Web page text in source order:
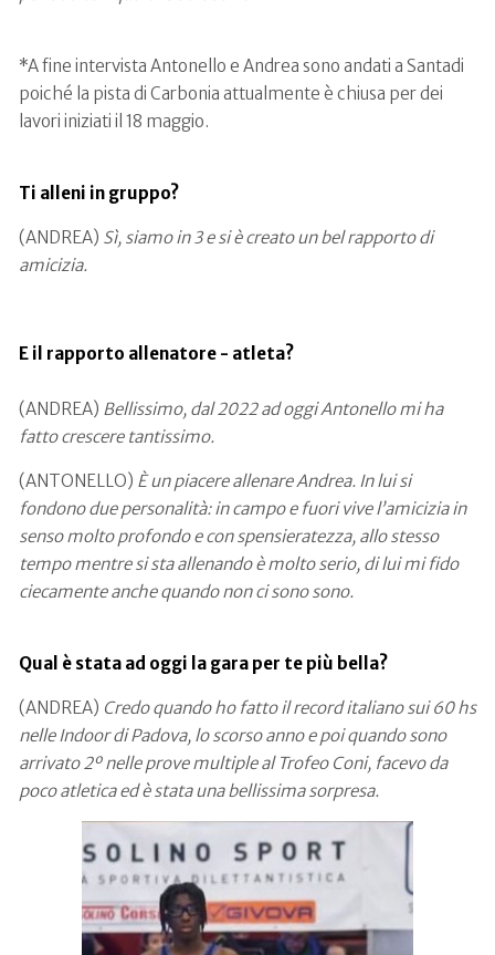
*A fine intervista Antonello e Andrea sono andati a Santadi
poiché la pista di Carbonia attualmente è chiusa per dei
lavori iniziati il 18 maggio.
Ti alleni in gruppo?
(ANDREA) Sì, siamo in 3 e si è creato un bel rapporto di
amicizia.
E il rapporto allenatore - atleta?
(ANDREA) Bellissimo, dal 2022 ad oggi Antonello mi ha
fatto crescere tantissimo.
(ANTONELLO) È un piacere allenare Andrea. In lui si
fondono due personalità: in campo e fuori vive l’amicizia in
senso molto profondo e con spensieratezza, allo stesso
tempo mentre si sta allenando è molto serio, di lui mi fido
ciecamente anche quando non ci sono sono.
Qual è stata ad oggi la gara per te più bella?
(ANDREA) Credo quando ho fatto il record italiano sui 60 hs
nelle Indoor di Padova, lo scorso anno e poi quando sono
arrivato 2º nelle prove multiple al Trofeo Coni, facevo da
poco atletica ed è stata una bellissima sorpresa.